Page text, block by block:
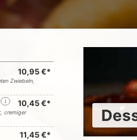
10,95 €*
Zwiebeln,
i 10,45 €*
cremiger
11,45 €*